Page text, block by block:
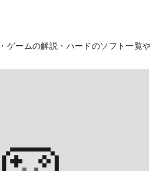
ゲームの解説・ハードのソフト一覧や